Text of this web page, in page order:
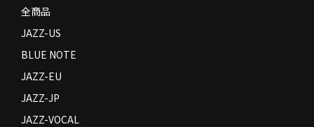
全商品
JAZZ-US
BLUE NOTE
JAZZ-EU
JAZZ-JP
JAZZ-VOCAL